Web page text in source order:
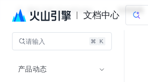
文档中心
增长分析 DataFinder 文档指南
请输入
产品动态